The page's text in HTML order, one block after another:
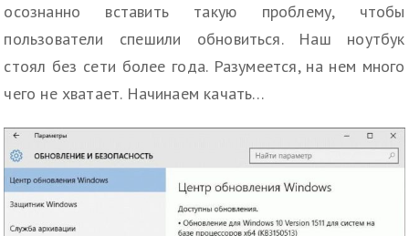
осознанно вставить такую проблему, чтобы
пользователи спешили обновиться. Наш ноутбук
стоял без сети более года. Разумеется, на нем много
чего не хватает. Начинаем качать…